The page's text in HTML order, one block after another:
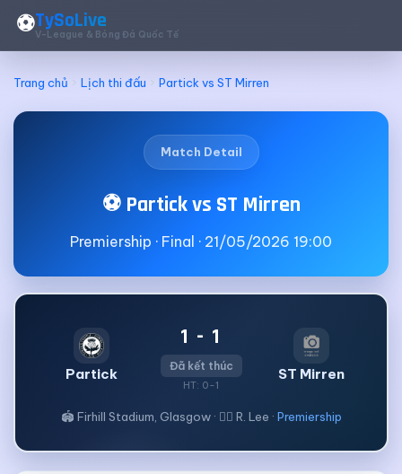
⚽TySoLive
V-League & Bóng Đá Quốc Tế
Trang chủ Lịch thi đấu Partick vs ST Mirren
Match Detail
⚽ Partick vs ST Mirren
Premiership · Final · 21/05/2026 19:00
Partick
1 - 1
Đã kết thúc
HT: 0-1
ST Mirren
🏟 Firhill Stadium, Glasgow · 🧑‍⚖ R. Lee · Premiership